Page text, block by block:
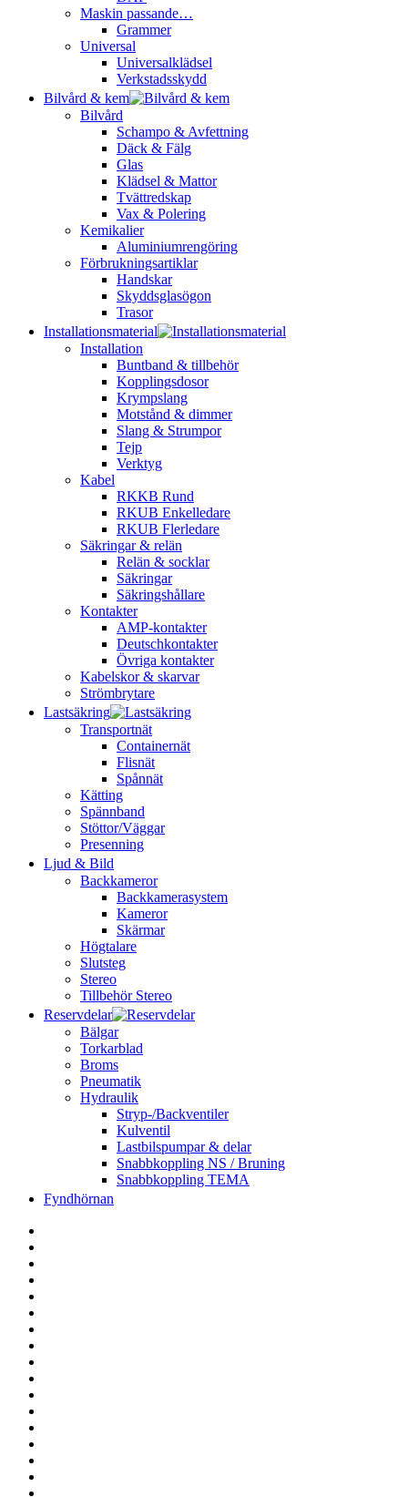
Maskin passande…
Grammer
Universal
Universalklädsel
Verkstadsskydd
Bilvård & kem
Bilvård
Schampo & Avfettning
Däck & Fälg
Glas
Klädsel & Mattor
Tvättredskap
Vax & Polering
Kemikalier
Aluminiumrengöring
Förbrukningsartiklar
Handskar
Skyddsglasögon
Trasor
Installationsmaterial
Installation
Buntband & tillbehör
Kopplingsdosor
Krympslang
Motstånd & dimmer
Slang & Strumpor
Tejp
Verktyg
Kabel
RKKB Rund
RKUB Enkelledare
RKUB Flerledare
Säkringar & relän
Relän & socklar
Säkringar
Säkringshållare
Kontakter
AMP-kontakter
Deutschkontakter
Övriga kontakter
Kabelskor & skarvar
Strömbrytare
Lastsäkring
Transportnät
Containernät
Flisnät
Spånnät
Kätting
Spännband
Stöttor/Väggar
Presenning
Ljud & Bild
Backkameror
Backkamerasystem
Kameror
Skärmar
Högtalare
Slutsteg
Stereo
Tillbehör Stereo
Reservdelar
Bälgar
Torkarblad
Broms
Pneumatik
Hydraulik
Stryp-/Backventiler
Kulventil
Lastbilspumpar & delar
Snabbkoppling NS / Bruning
Snabbkoppling TEMA
Fyndhörnan